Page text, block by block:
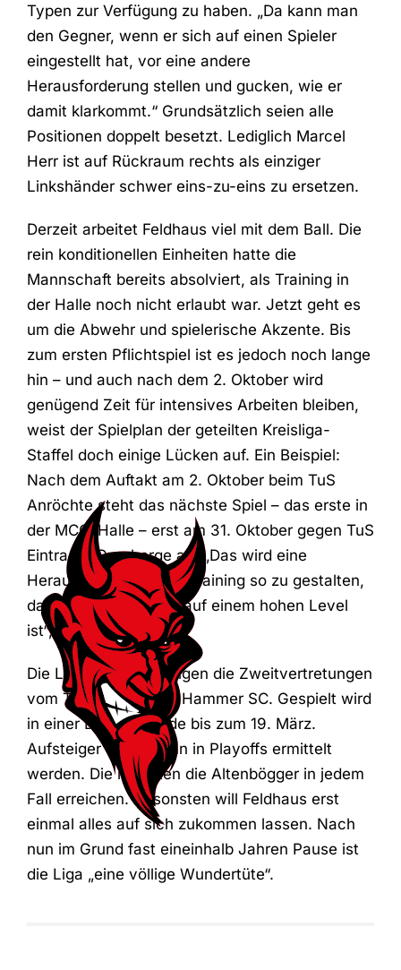
Typen zur Verfügung zu haben. „Da kann man
den Gegner, wenn er sich auf einen Spieler
eingestellt hat, vor eine andere
Herausforderung stellen und gucken, wie er
damit klarkommt.“ Grundsätzlich seien alle
Positionen doppelt besetzt. Lediglich Marcel
Herr ist auf Rückraum rechts als einziger
Linkshänder schwer eins-zu-eins zu ersetzen.
Derzeit arbeitet Feldhaus viel mit dem Ball. Die
rein konditionellen Einheiten hatte die
Mannschaft bereits absolviert, als Training in
der Halle noch nicht erlaubt war. Jetzt geht es
um die Abwehr und spielerische Akzente. Bis
zum ersten Pflichtspiel ist es jedoch noch lange
hin – und auch nach dem 2. Oktober wird
genügend Zeit für intensives Arbeiten bleiben,
weist der Spielplan der geteilten Kreisliga-
Staffel doch einige Lücken auf. Ein Beispiel:
Nach dem Auftakt am 2. Oktober beim TuS
Anröchte steht das nächste Spiel – das erste in
der MCG-Halle – erst am 31. Oktober gegen TuS
Eintracht Overberge an. „Das wird eine
Herausforderung, das Training so zu gestalten,
dass man permanent auf einem hohen Level
ist“, sagt Feldhaus.
Die Liga vervollständigen die Zweitvertretungen
vom TV Beckum und Hammer SC. Gespielt wird
in einer Dreifachrunde bis zum 19. März.
Aufsteiger sollen dann in Playoffs ermittelt
werden. Die möchten die Altenbögger in jedem
Fall erreichen. Ansonsten will Feldhaus erst
einmal alles auf sich zukommen lassen. Nach
nun im Grund fast eineinhalb Jahren Pause ist
die Liga „eine völlige Wundertüte“.